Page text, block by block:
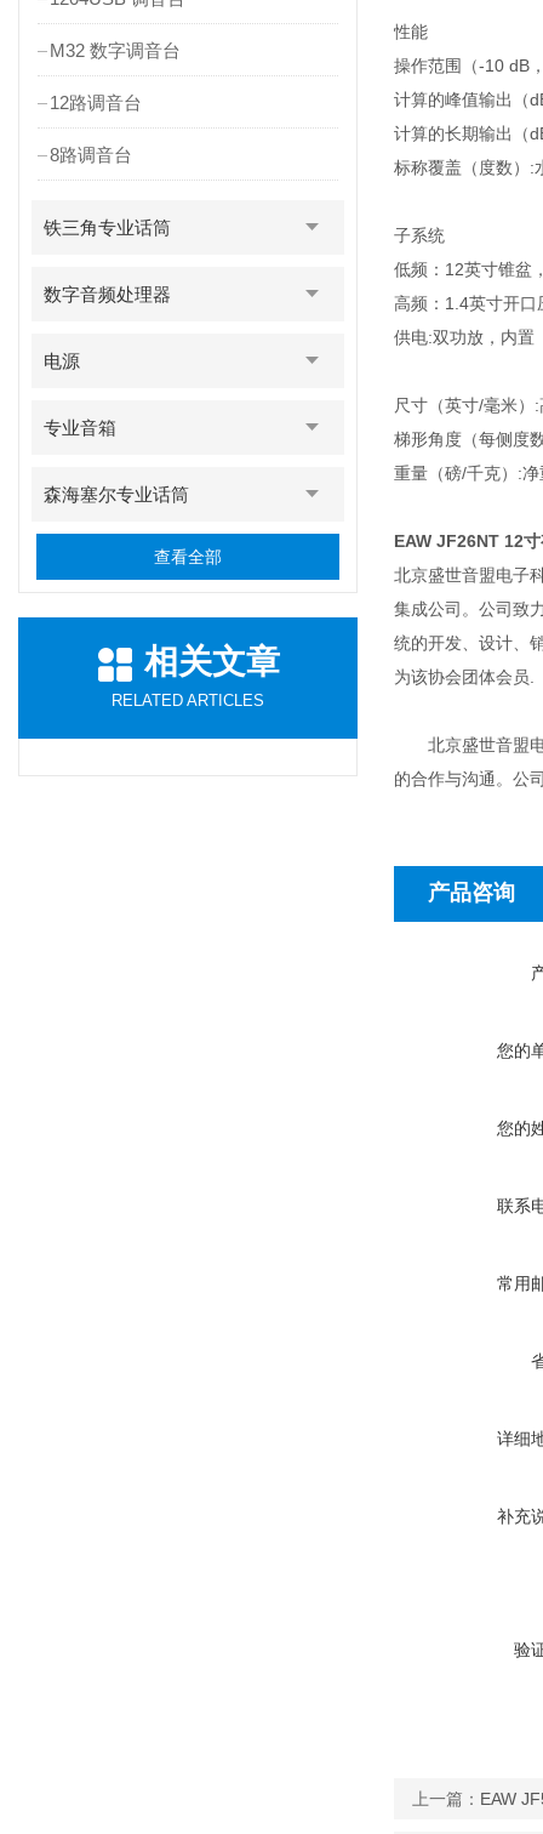
M32 数字调音台
12路调音台
8路调音台
铁三角专业话筒
数字音频处理器
电源
专业音箱
森海塞尔专业话筒
查看全部
相关文章
RELATED ARTICLES
性能
操作范围（-10 dB
计算的峰值输出（
计算的长期输出（
标称覆盖（度数）:
子系统
低频：12英寸锥盆
高频：1.4英寸开口
供电:双功放，内置
尺寸（英寸/毫米
梯形角度（每侧度
重量（磅/千克）:
EAW JF26NT 12
北京盛世音盟电子
集成公司。公司致
统的开发、设计、
为该协会团体会员.
北京盛世音盟电
的合作与沟通。公
产品咨询
您的
您的
联系
常用
详细
补充
验
上一篇： EAW